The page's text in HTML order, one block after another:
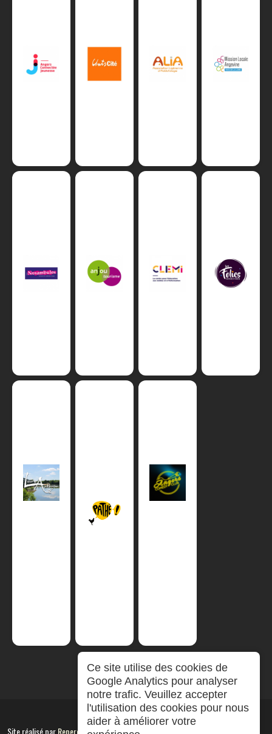
Site réalisé parRepereCom
Ce site utilise des cookies de
Google Analytics pour analyser
notre trafic. Veuillez accepter
l'utilisation des cookies pour nous
aider à améliorer votre